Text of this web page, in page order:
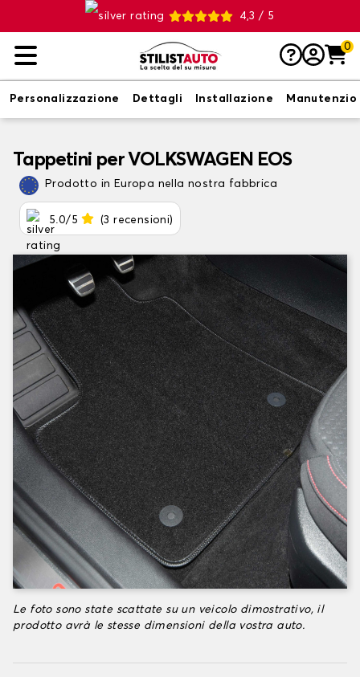
4,3 / 5
0
Personalizzazione Dettagli Installazione
Tappetini per VOLKSWAGEN EOS
Prodotto in Europa nella nostra fabbrica
5.0/5 (3 recensioni)
Le foto sono state scattate su un veicolo dimostrativo, il
prodotto avrà le stesse dimensioni della vostra auto.